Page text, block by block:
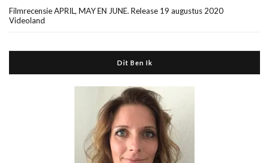
Filmrecensie APRIL, MAY EN JUNE. Release 19 augustus 2020
Videoland
Dit Ben Ik